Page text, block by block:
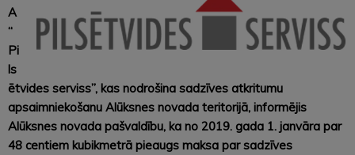
A
“
Pi
ls
ētvides serviss”, kas nodrošina sadzīves atkritumu
apsaimniekošanu Alūksnes novada teritorijā, informējis
Alūksnes novada pašvaldību, ka no 2019. gada 1. janvāra par
48 centiem kubikmetrā pieaugs maksa par sadzīves